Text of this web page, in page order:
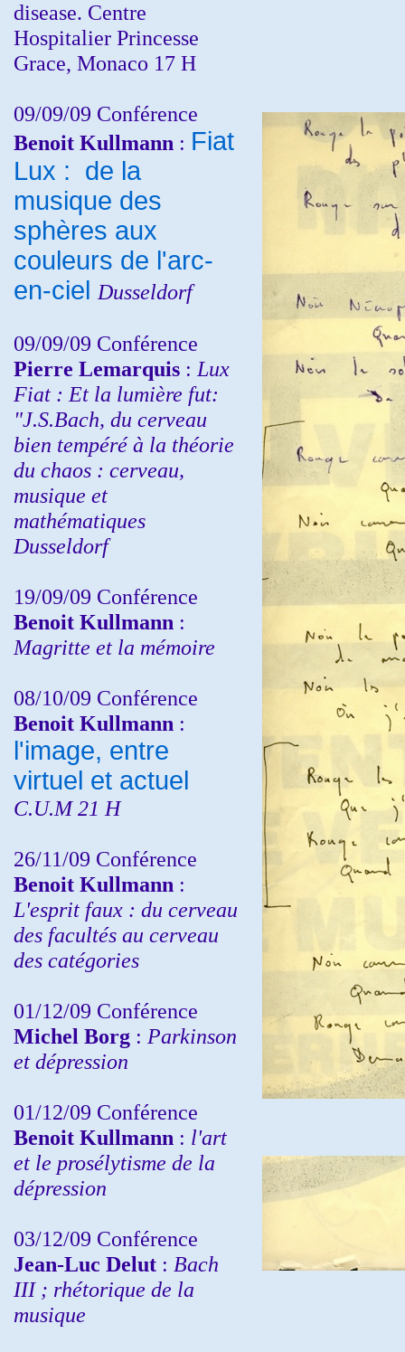
disease. Centre
Hospitalier Princesse
Grace, Monaco 17 H
09/09/09 Conférence
Benoit Kullmann : Fiat
Lux : de la
musique des
sphères aux
couleurs de l'arc-
en-ciel Dusseldorf
09/09/09 Conférence
Pierre Lemarquis : Lux
Fiat : Et la lumière fut:
"J.S.Bach, du cerveau
bien tempéré à la théorie
du chaos : cerveau,
musique et
mathématiques
Dusseldorf
19/09/09 Conférence
Benoit Kullmann :
Magritte et la mémoire
08/10/09 Conférence
Benoit Kullmann :
l'image, entre
virtuel et actuel
C.U.M 21 H
26/11/09 Conférence
Benoit Kullmann :
L'esprit faux : du cerveau
des facultés au cerveau
des catégories
01/12/09 Conférence
Michel Borg : Parkinson
et dépression
01/12/09 Conférence
Benoit Kullmann : l'art
et le prosélytisme de la
dépression
03/12/09 Conférence
Jean-Luc Delut : Bach
III ; rhétorique de la
musique